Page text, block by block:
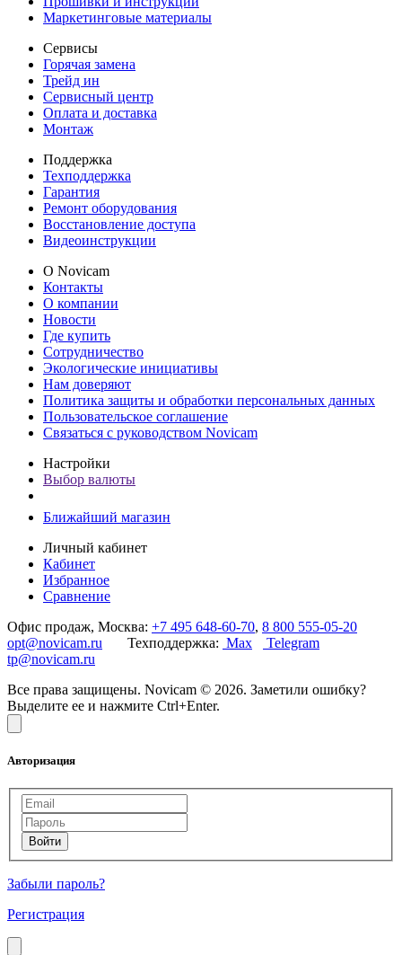
Маркетинговые материалы
Сервисы
Горячая замена
Трейд ин
Сервисный центр
Оплата и доставка
Монтаж
Поддержка
Техподдержка
Гарантия
Ремонт оборудования
Восстановление доступа
Видеоинструкции
О Novicam
Контакты
О компании
Новости
Где купить
Сотрудничество
Экологические инициативы
Нам доверяют
Политика защиты и обработки персональных данных
Пользовательское соглашение
Связаться с руководством Novicam
Настройки
Выбор валюты
Ближайший магазин
Личный кабинет
Кабинет
Избранное
Сравнение
Офис продаж, Москва: +7 495 648-60-70, 8 800 555-05-20
opt@novicam.ru Техподдержка: Max
Telegram
tp@novicam.ru
Все права защищены. Novicam © 2026. Заметили ошибку?
Выделите ее и нажмите Ctrl+Enter.
Авторизация
Забыли пароль?
Регистрация